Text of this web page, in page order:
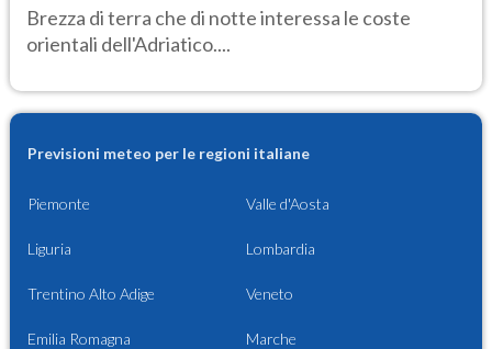
Brezza di terra che di notte interessa le coste
orientali dell'Adriatico....
Previsioni meteo per le regioni italiane
Piemonte Valle d'Aosta
Liguria Lombardia
Trentino Alto Adige Veneto
Emilia Romagna Marche